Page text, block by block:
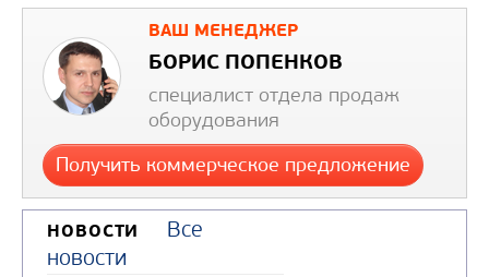
Узнать цену
КАТОК ОПОРНЫЙ (5Х10) - БЕЗ
ВАШ МЕНЕДЖЕР
БОРИС ПОПЕНКОВ
специалист отдела продаж
оборудования
Получить коммерческое предложение
НОВОСТИ
Все
новости